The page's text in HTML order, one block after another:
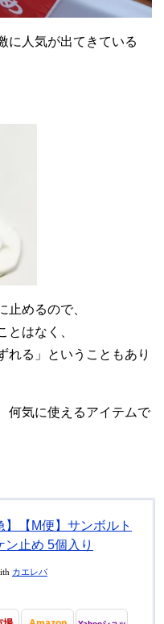
に人気が出てきている
止めるので、
とはなく、
れる」ということもあり
何気に使えるアイテムで
】【M便】サンボルト
ン止め 5個入り
カエレバ